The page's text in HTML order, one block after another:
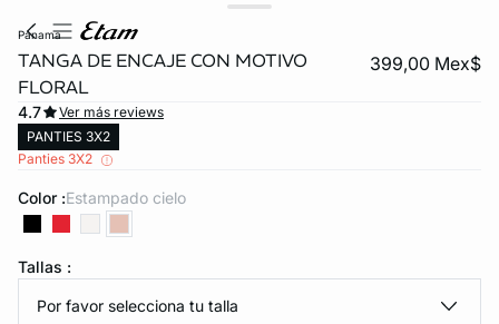
DE PANTIES
ahora
panama
TANGA DE ENCAJE CON MOTIVO
FLORAL
399,00 Mex$
4.7
Ver más reviews
PANTIES 3X2
Panties 3X2
Color : estampado cielo
Tallas :
Por favor selecciona tu talla